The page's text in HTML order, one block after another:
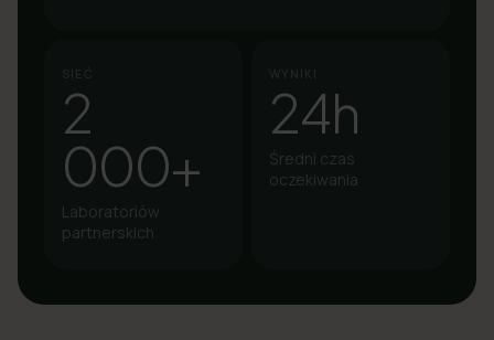
SIEĆ
2
000+
Laboratoriów
partnerskich
WYNIKI
24h
Średni czas
oczekiwania